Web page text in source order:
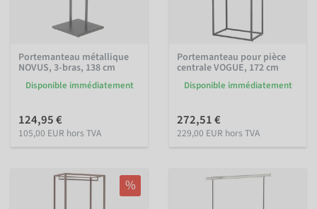
Portemanteau métallique
NOVUS, 3-bras, 138 cm
Disponible immédiatement
124,95 €
105,00 EUR hors TVA
Portemanteau pour pièce
centrale VOGUE, 172 cm
Disponible immédiatement
272,51 €
229,00 EUR hors TVA
%